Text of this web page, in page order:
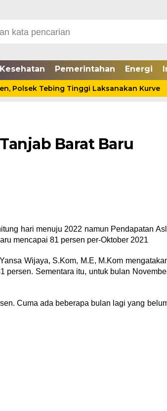
Kesehatan Pemerintahan Energi
Tebing Tinggi Laksanakan Kurve
Barat Baru
hari menuju 2022 namun Pendapatan
mencapai 81 persen per-Oktober 2021
Wijaya, S.Kom, M.E, M.Kom
persen. Sementara itu, untuk bulan
Cuma ada beberapa bulan lagi yang